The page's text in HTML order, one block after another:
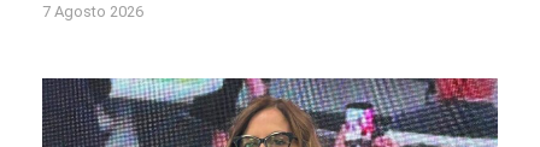
7 Agosto 2026